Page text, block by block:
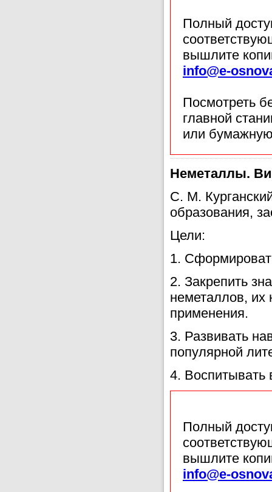
Полный
вышлите
info@e-
Посмотреть
главной
или
Неметаллы.
С. М.
образования,
Цели:
1.
2. Закрепить
неметаллов, их
применения.
3. Развивать
популярной
4. Воспитывать
Полный
вышлите
info@e-